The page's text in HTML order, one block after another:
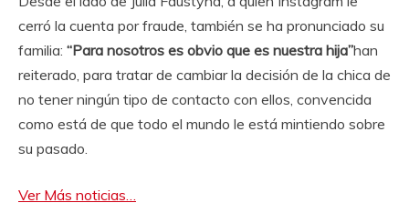
cerró la cuenta por fraude, también se ha pronunciado su
familia: “Para nosotros es obvio que es nuestra hija”han
reiterado, para tratar de cambiar la decisión de la chica de
no tener ningún tipo de contacto con ellos, convencida
como está de que todo el mundo le está mintiendo sobre
su pasado.
Ver Más noticias…